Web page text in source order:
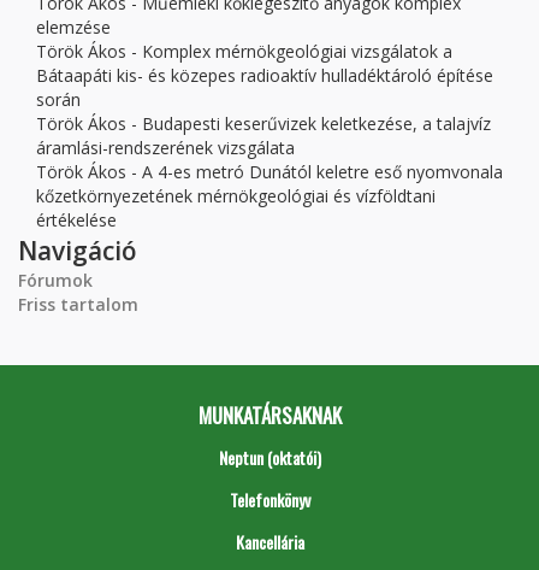
elemzése
Török Ákos - Komplex mérnökgeológiai vizsgálatok a
Bátaapáti kis- és közepes radioaktív hulladéktároló építése
során
Török Ákos - Budapesti keserűvizek keletkezése, a talajvíz
áramlási-rendszerének vizsgálata
Török Ákos - A 4-es metró Dunától keletre eső nyomvonala
kőzetkörnyezetének mérnökgeológiai és vízföldtani
értékelése
Navigáció
Fórumok
Friss tartalom
MUNKATÁRSAKNAK
Neptun (oktatói)
Telefonkönyv
Kancellária